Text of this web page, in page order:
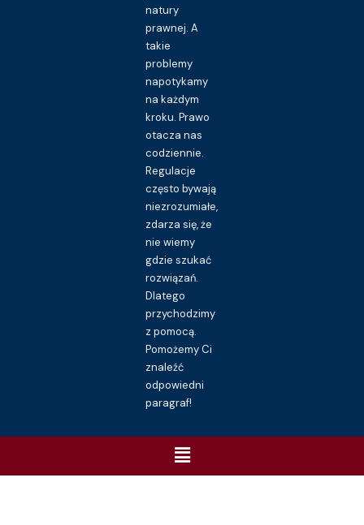
natury
prawnej. A
takie
problemy
napotykamy
na każdym
kroku. Prawo
otacza nas
codziennie.
Regulacje
często bywają
niezrozumiałe,
zdarza się, że
nie wiemy
gdzie szukać
rozwiązań.
Dlatego
przychodzimy
z pomocą.
Pomożemy Ci
znaleźć
odpowiedni
paragraf!
Menu